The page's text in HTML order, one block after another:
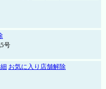
号
お気に入り店舗解除